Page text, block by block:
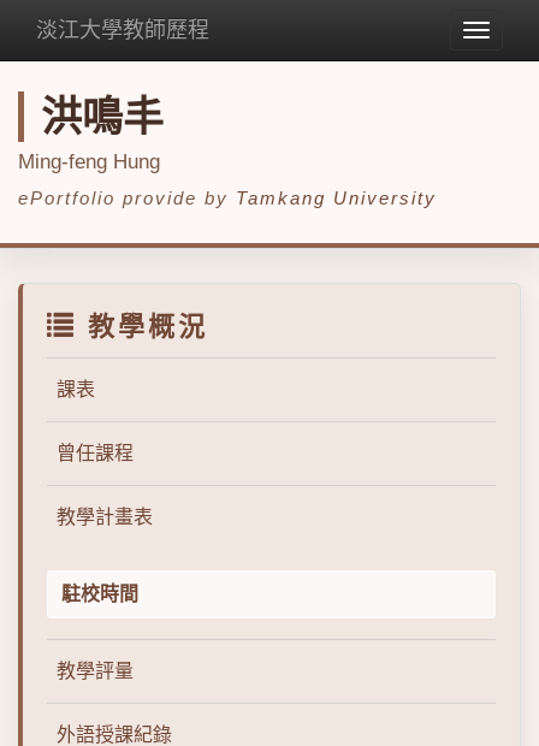
Toggle
淡江大學教師歷程
洪鳴丰
Ming-feng Hung
ePortfolio provide by Tamkang University
教學概況
課表
曾任課程
教學計畫表
駐校時間
教學評量
外語授課紀錄